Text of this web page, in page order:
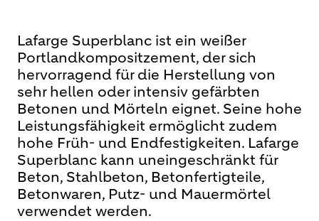
Lafarge Superblanc ist ein weißer
Portlandkompositzement, der sich
hervorragend für die Herstellung von
sehr hellen oder intensiv gefärbten
Betonen und Mörteln eignet. Seine hohe
Leistungsfähigkeit ermöglicht zudem
hohe Früh- und Endfestigkeiten. Lafarge
Superblanc kann uneingeschränkt für
Beton, Stahlbeton, Betonfertigteile,
Betonwaren, Putz- und Mauermörtel
verwendet werden.